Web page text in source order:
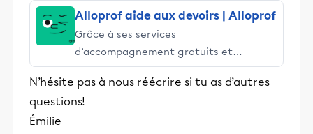
Alloprof aide aux devoirs | Alloprof
Grâce à ses services
d’accompagnement gratuits et
stimulants, Alloprof engage les élèves
et leurs parents dans la réussite
éducative.
N’hésite pas à nous réécrire si tu as d’autres
questions!
Émilie